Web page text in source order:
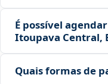
É possível
Itoupava Central,
Quais formas de